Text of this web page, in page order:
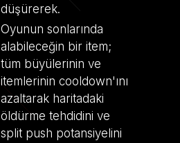
düşürerek.
Oyunun sonlarında
alabileceğin bir item;
tüm büyülerinin ve
itemlerinin cooldown'ını
azaltarak haritadaki
öldürme tehdidini ve
split push potansiyelini